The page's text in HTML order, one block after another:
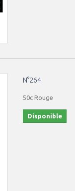
N°264
50c Rouge
Disponible